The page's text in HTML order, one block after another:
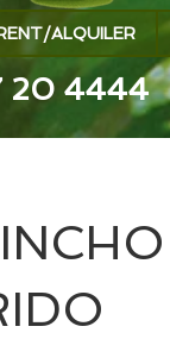
ALQUILER
20 4444